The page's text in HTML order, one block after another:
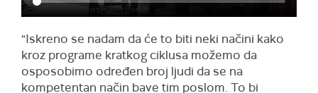
"Iskreno se nadam da će to biti neki načini kako
kroz programe kratkog ciklusa možemo da
osposobimo određen broj ljudi da se na
kompetentan način bave tim poslom. To bi